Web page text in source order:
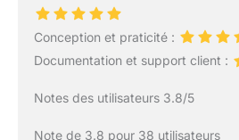
Conception et praticité :
Documentation et support client :
Notes des utilisateurs 3.8/5
Note de 3.8 pour 38 utilisateurs